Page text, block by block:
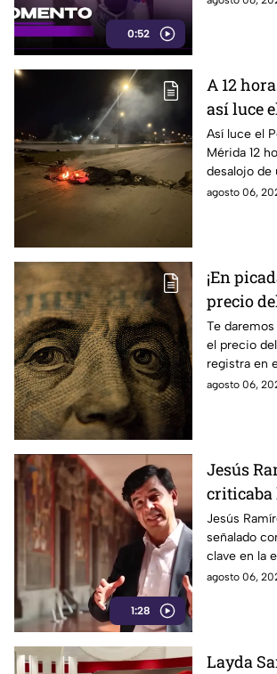
0:52
A 12
así luce
Mérida
protestas
Así luce el
Mérida 12
desalojo de
provocó
agosto 06,
¡En
precio
Yucatán
de
Te
el precio
registra en
Yucatán al
agosto 06,
1:28
Jesús
criticaba
medios
Jesús
señalado
clave en la
censura del
agosto 06,
Layda